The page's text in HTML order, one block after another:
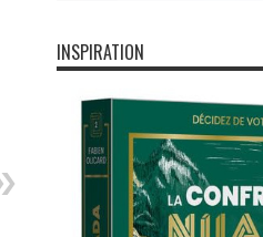
INSPIRATION